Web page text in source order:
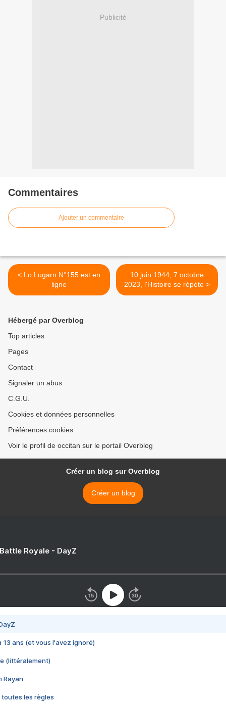
Publicité
Commentaires
Ajouter un commentaire
< Lo Lugarn N°155 est en
ligne
10 juin 1944, 7 octobre
2023, l'Histoire se répète >
Hébergé par Overblog
Top articles
Pages
Contact
Signaler un abus
C.G.U.
Cookies et données personnelles
Préférences cookies
Voir le profil de occitan sur le portail Overblog
Créer un blog sur Overblog
Créer un blog
Royale - DayZ
13 ans (et vous l'avez ignoré)
(littéralement)
Rayan
toutes les règles